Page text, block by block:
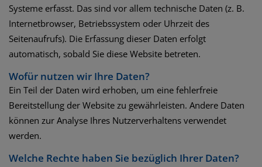
Systeme erfasst. Das sind vor allem technische Daten (z. B.
Internetbrowser, Betriebssystem oder Uhrzeit des
Seitenaufrufs). Die Erfassung dieser Daten erfolgt
automatisch, sobald Sie diese Website betreten.
Wofür nutzen wir Ihre Daten?
Ein Teil der Daten wird erhoben, um eine fehlerfreie
Bereitstellung der Website zu gewährleisten. Andere Daten
können zur Analyse Ihres Nutzerverhaltens verwendet
werden.
Welche Rechte haben Sie bezüglich Ihrer Daten?